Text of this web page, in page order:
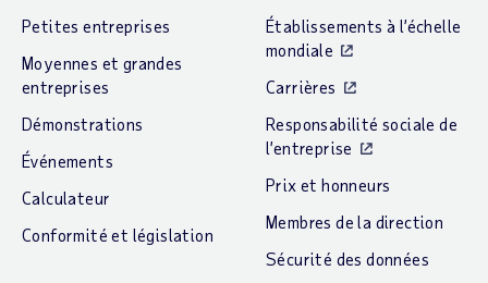
Petites entreprises
Moyennes et grandes
entreprises
Démonstrations
Événements
Calculateur
Conformité et législation
Établissements à l’échelle
mondiale
Carrières
Responsabilité sociale de
l’entreprise
Prix et honneurs
Membres de la direction
Sécurité des données